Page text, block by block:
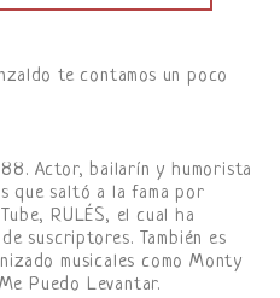
te contamos un poco
Actor, bailarín y humorista
que saltó a la fama por
RULÉS, el cual ha
suscriptores. También es
musicales como Monty
Puedo Levantar.